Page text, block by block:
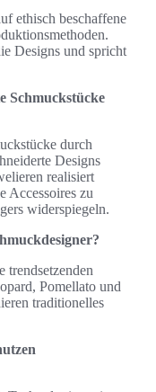
ethisch beschaffene
Designs und spricht
Schmuckstücke
durch
Designs
realisiert
Accessoires zu
widerspiegeln.
trendsetzenden
Pomellato und
traditionelles